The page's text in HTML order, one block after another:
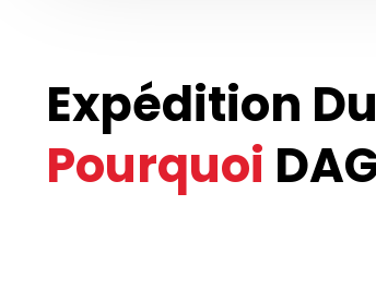
Expédition
Pourquoi